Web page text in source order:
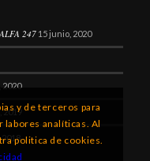
247 15 junio, 2020
2020
2019y de terceros para
labores analíticas. Al
politica de cookies.